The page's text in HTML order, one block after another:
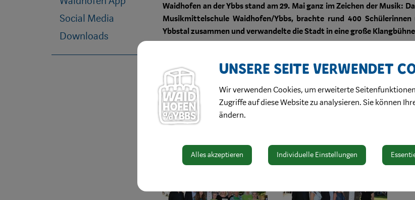
Waidhofen an der Ybbs stand am 29. Mai ganz im Zeichen der Musik:
Musikmittelschule Waidhofen/Ybbs, brachte rund 400
Ybbstal zusammen und verwandelte die Stadt in eine große
Waidhofen wurde an diesem Vormittag zur lebendigen
einstudierten Lieder an mehreren Standorten im gesamten
Schlosscenter, dem FuZo 14 sowie am Oberen Stadtplatz. Im
Bürgermeister Werner Krammer zeigte sich begeistert vom
seitens der Stadt mit einer Jause für die teilnehmenden Kinder.
Musik in Berührung und sammeln vielerorts Erfahrungen im
Vereinen. Das Bezirksjugendsingen zeigt eindrucksvoll, wie lebendig
Social Media
Downloads
Unsere Seite verwendet
Wir verwenden Cookies, um erweiterte
Zugriffe auf diese Website zu analysieren. Sie können
ändern.
Alles akzeptieren Individuelle Einstellungen